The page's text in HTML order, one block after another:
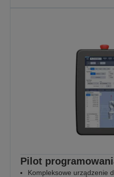
Pilot
Kompleksowe urządzenie